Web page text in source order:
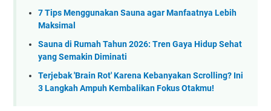
7 Tips Menggunakan Sauna agar Manfaatnya Lebih
Maksimal
Sauna di Rumah Tahun 2026: Tren Gaya Hidup Sehat
yang Semakin Diminati
Terjebak 'Brain Rot' Karena Kebanyakan Scrolling? Ini
3 Langkah Ampuh Kembalikan Fokus Otakmu!